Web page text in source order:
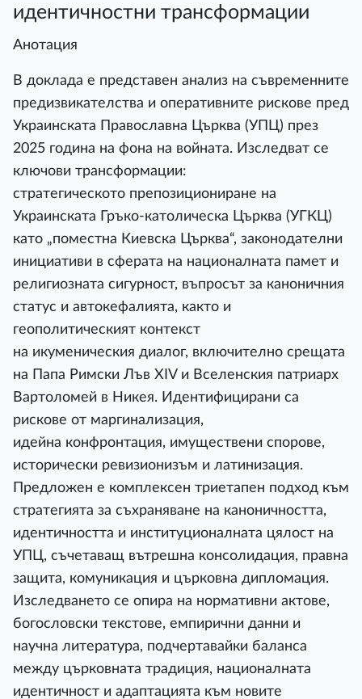
идентичностни трансформации
Анотация
В доклада е представен анализ на съвременните
предизвикателства и оперативните рискове пред
Украинската Православна Църква (УПЦ) през
2025 година на фона на войната. Изследват се
ключови трансформации:
стратегическото препозициониране на
Украинската Гръко-католическа Църква (УГКЦ)
като „поместна Киевска Църква“, законодателни
инициативи в сферата на националната памет и
религиозната сигурност, въпросът за каноничния
статус и автокефалията, както и
геополитическият контекст
на икуменическия диалог, включително срещата
на Папа Римски Лъв XIV и Вселенския патриарх
Вартоломей в Никея. Идентифицирани са
рискове от маргинализация,
идейна конфронтация, имуществени спорове,
исторически ревизионизъм и латинизация.
Предложен е комплексен триетапен подход към
стратегията за съхраняване на каноничността,
идентичността и институционалната цялост на
УПЦ, съчетаващ вътрешна консолидация, правна
защита, комуникация и църковна дипломация.
Изследването се опира на нормативни актове,
богословски текстове, емпирични данни и
научна литература, подчертавайки баланса
между църковната традиция, националната
идентичност и адаптацията към новите